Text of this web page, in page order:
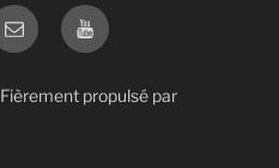
mail Youtube
Fièrement propulsé par